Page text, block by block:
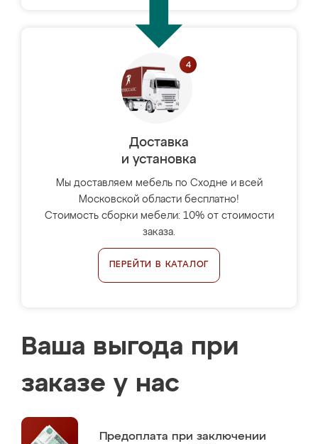
Доставка
и установка
Мы доставляем мебель по Сходне и всей
Московской области бесплатно!
Стоимость сборки мебели: 10% от стоимости
заказа.
ПЕРЕЙТИ В КАТАЛОГ
Ваша выгода при
заказе у нас
Предоплата при заключении